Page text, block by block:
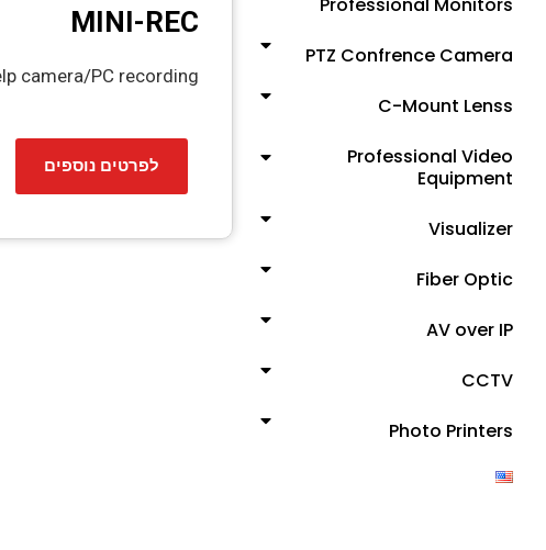
PTZ Confrence Camera
C-Mount Lenss
Professional Video
Equipment
Visualizer
Fiber Optic
AV over IP
CCTV
Photo Printers
MINI-REC
camera/PC recording
לפרטים נוספים